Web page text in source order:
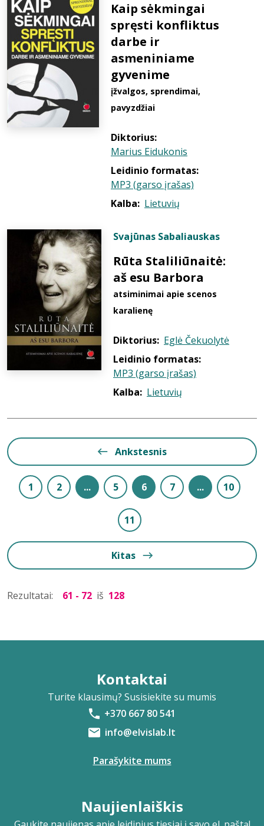
Kaip sėkmingai
spręsti konfliktus
darbe ir
asmeniniame
gyvenime
įžvalgos, sprendimai,
pavyzdžiai
Diktorius:
Marius Eidukonis
Leidinio formatas:
MP3 (garso įrašas)
Kalba: Lietuvių
Svajūnas Sabaliauskas
Rūta Staliliūnaitė:
aš esu Barbora
atsiminimai apie scenos
karalienę
Diktorius: Eglė Čekuolytė
Leidinio formatas:
MP3 (garso įrašas)
Kalba: Lietuvių
Ankstesnis
1 2 ... 5 6 7 ... 10
11
Kitas
Rezultatai: 61 - 72 iš 128
Kontaktai
Turite klausimų? Susisiekite su mumis
+370 667 80 541
info@elvislab.lt
Parašykite mums
Naujienlaiškis